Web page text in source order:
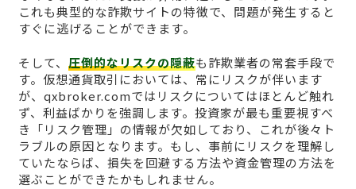
これも典型的な詐欺サイトの特徴で、問題が発生すると
すぐに逃げることができます。
そして、 圧倒的なリスクの隠蔽も詐欺業者の常套手段で
す。仮想通貨取引においては、常にリスクが伴います
が、qxbroker.comではリスクについてはほとんど触れ
ず、利益ばかりを強調します。投資家が最も重要視すべ
き「リスク管理」の情報が欠如しており、これが後々ト
ラブルの原因となります。もし、事前にリスクを理解し
ていたならば、損失を回避する方法や資金管理の方法を
選ぶことができたかもしれません。